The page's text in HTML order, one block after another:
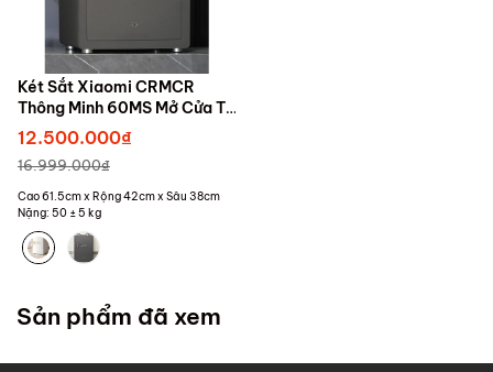
Két Sắt Xiaomi CRMCR
Thông Minh 60MS Mở Cửa Tự
Động Kết Nối APP Điện
Thoại
12.500.000₫
16.999.000₫
Cao 61.5cm x Rộng 42cm x Sâu 38cm
Nặng: 50 ± 5 kg
Sản phẩm đã xem